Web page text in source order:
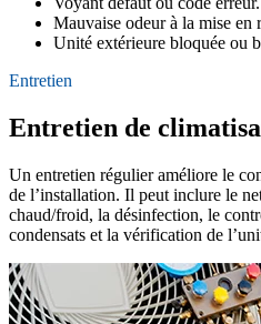
Mauvaise odeur à la mise en
Unité extérieure bloquée ou
Entretien
Entretien de
Un entretien régulier améliore le
de l’installation. Il peut inclure le
chaud/froid, la désinfection, le
condensats et la vérification de